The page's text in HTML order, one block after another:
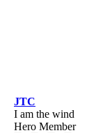
JTC
I am the wind
Hero Member